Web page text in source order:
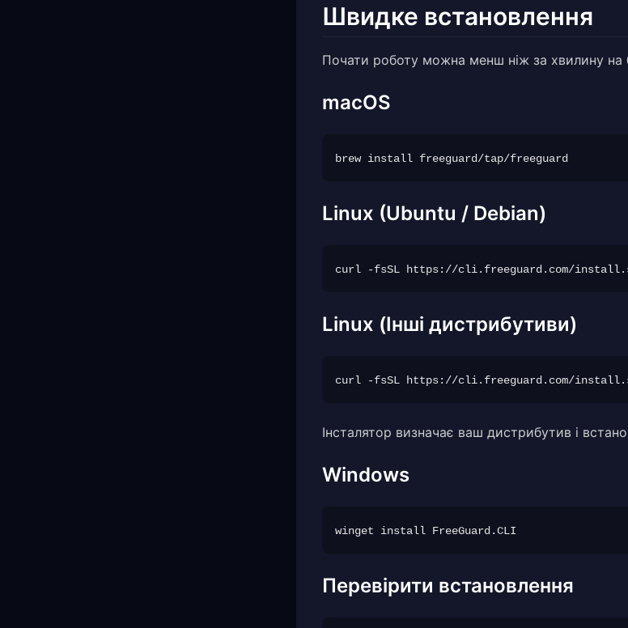
Швидке встановлення
Почати роботу можна менш ніж за хвилину на
macOS
Linux (Ubuntu / Debian)
Linux (Інші дистрибутиви)
Інсталятор визначає ваш дистрибутив і
Windows
Перевірити встановлення